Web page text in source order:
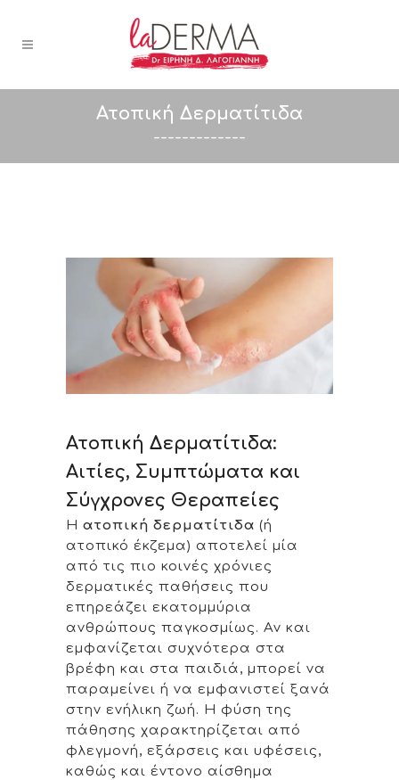
Ατοπική Δερματίτιδα
-------------
Ατοπική Δερματίτιδα:
Αιτίες, Συμπτώματα και
Σύγχρονες Θεραπείες
Η ατοπική δερματίτιδα (ή
ατοπικό έκζεμα) αποτελεί μία
από τις πιο κοινές χρόνιες
δερματικές παθήσεις που
επηρεάζει εκατομμύρια
ανθρώπους παγκοσμίως. Αν και
εμφανίζεται συχνότερα στα
βρέφη και στα παιδιά, μπορεί να
παραμείνει ή να εμφανιστεί ξανά
στην ενήλικη ζωή. Η φύση της
πάθησης χαρακτηρίζεται από
φλεγμονή, εξάρσεις και υφέσεις,
καθώς και έντονο αίσθημα